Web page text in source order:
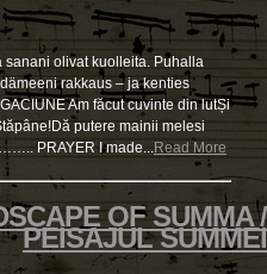
sanani olivat kuolleita. Puhalla
rakkaus – ja kenties
Am făcut cuvinte din lutȘi
putere mainii melesi
PRAYER I made...Read More
OF SUMMA /
PEISAJUL SUMMEI